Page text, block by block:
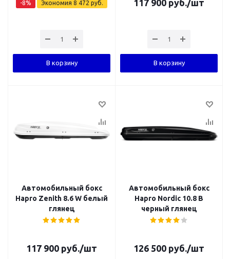
-8% Экономия 8 472 руб.
В корзину
117 900 руб./шт
В корзину
Автомобильный бокс
Hapro Zenith 8.6 W белый
глянец
117 900 руб./шт
Автомобильный бокс
Hapro Nordic 10.8 B
черный глянец
126 500 руб./шт